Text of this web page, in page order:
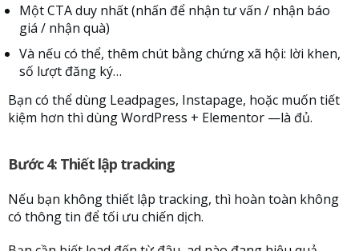
Một CTA duy nhất (nhấn để nhận tư vấn / nhận báo
giá / nhận quà)
Và nếu có thể, thêm chút bằng chứng xã hội: lời khen,
số lượt đăng ký…
Bạn có thể dùng Leadpages, Instapage, hoặc muốn tiết
kiệm hơn thì dùng WordPress + Elementor —là đủ.
Bước 4: Thiết lập tracking
Nếu bạn không thiết lập tracking, thì hoàn toàn không
có thông tin để tối ưu chiến dịch.